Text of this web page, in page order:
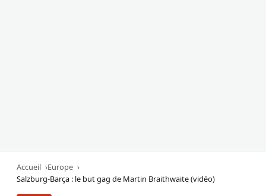
Accueil
Europe
Salzburg-Barça : le but gag de Martin Braithwaite (vidéo)